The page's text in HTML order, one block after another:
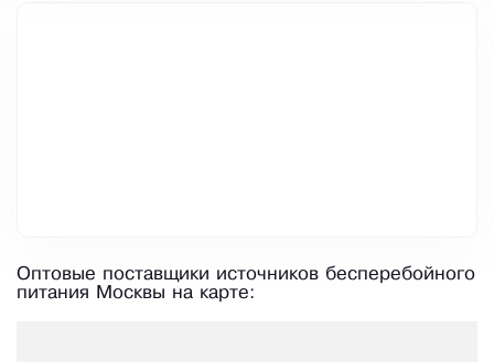
Оптовые поставщики источников бесперебойного
питания Москвы на карте: